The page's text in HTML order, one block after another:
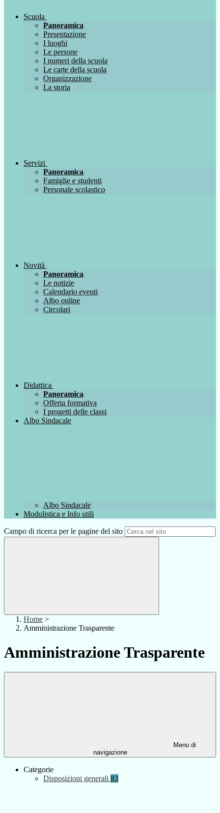
Scuola
Panoramica
Presentazione
I luoghi
Le persone
I numeri della scuola
Le carte della scuola
Organizzazione
La storia
Servizi
Panoramica
Famiglie e studenti
Personale scolastico
Novità
Panoramica
Le notizie
Calendario eventi
Albo online
Circolari
Didattica
Panoramica
Offerta formativa
I progetti delle classi
Albo Sindacale
Albo Sindacale
Modulistica e Info utili
Campo di ricerca per le pagine del sito
Home >
Amministrazione Trasparente
Amministrazione Trasparente
Menu di
navigazione
Categorie
Disposizioni generali 83